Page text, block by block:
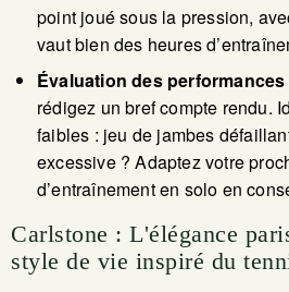
point joué sous la pression,
vaut bien des heures
Évaluation des performances
rédigez un bref compte rendu.
faibles : jeu de jambes
excessive ? Adaptez votre
d’entraînement en solo en
Carlstone : L'élégance
style de vie inspiré du